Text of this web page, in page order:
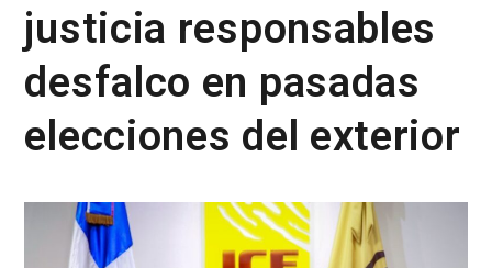
justicia responsables
desfalco en pasadas
elecciones del exterior